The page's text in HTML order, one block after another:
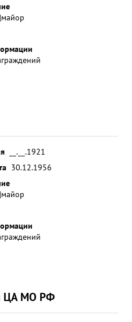
__.__.1921
30.12.1956
ЦА МО РФ